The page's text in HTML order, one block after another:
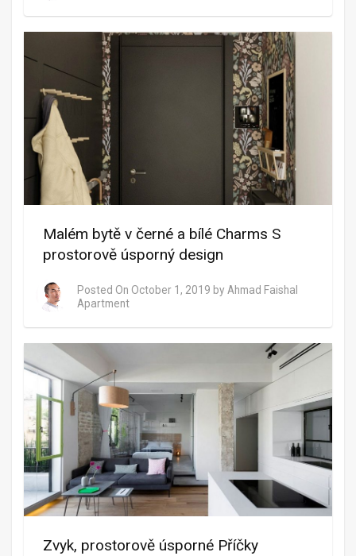
Malém bytě v černé a bílé Charms S
prostorově úsporný design
Posted On October 1, 2019 by Ahmad Faishal
Apartment
Zvyk, prostorově úsporné Příčky